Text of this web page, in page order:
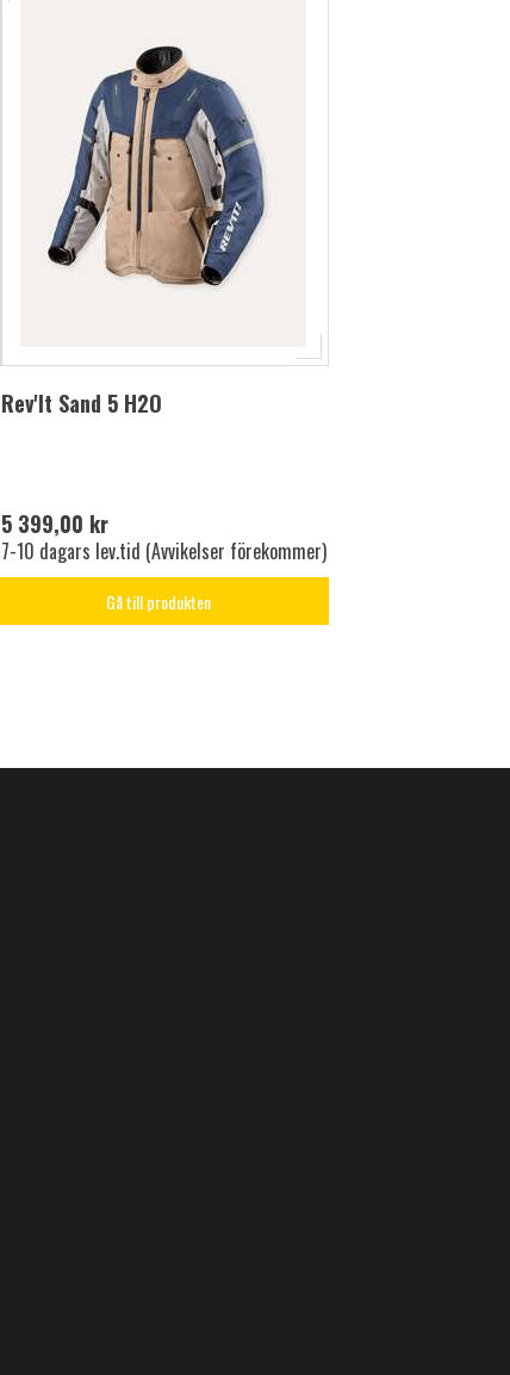
Rev'It Sand 5 H2O
5 399,00 kr
7-10 dagars lev.tid (Avvikelser förekommer)
Gå till produkten